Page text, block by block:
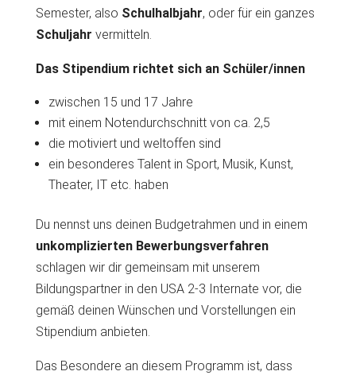
Semester, also Schulhalbjahr, oder für ein ganzes
Schuljahr vermitteln.
Das Stipendium richtet sich an Schüler/innen
zwischen 15 und 17 Jahre
mit einem Notendurchschnitt von ca. 2,5
die motiviert und weltoffen sind
ein besonderes Talent in Sport, Musik, Kunst,
Theater, IT etc. haben
Du nennst uns deinen Budgetrahmen und in einem
unkomplizierten Bewerbungsverfahren
schlagen wir dir gemeinsam mit unserem
Bildungspartner in den USA 2-3 Internate vor, die
gemäß deinen Wünschen und Vorstellungen ein
Stipendium anbieten.
Das Besondere an diesem Programm ist, dass